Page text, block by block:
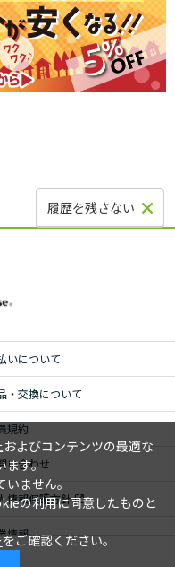
履歴を残さない
いについて
・交換について
規約
い合わせ
情報保護方針
情報
よびコンテンツの最適な
ます。
ません。
の利用に同意したものと
をご確認ください。